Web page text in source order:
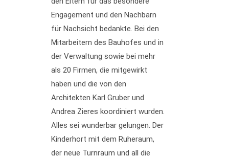
Engagement und den Nachbarn
für Nachsicht bedankte. Bei den
Mitarbeitern des Bauhofes und in
der Verwaltung sowie bei mehr
als 20 Firmen, die mitgewirkt
haben und die von den
Architekten Karl Gruber und
Andrea Zieres koordiniert wurden.
Alles sei wunderbar gelungen. Der
Kinderhort mit dem Ruheraum,
der neue Turnraum und all die